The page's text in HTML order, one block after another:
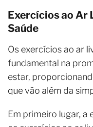
Exercícios ao Ar
Saúde
Os exercícios ao ar
fundamental na
estar,
que vão além da
Em primeiro lugar, a